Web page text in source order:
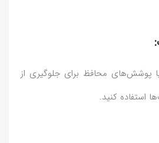
محافظ برای جلوگیری از
استفاده کنید.